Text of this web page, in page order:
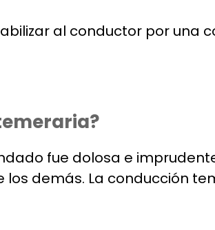
al conductor por una
fue dolosa e
demás. La conducción